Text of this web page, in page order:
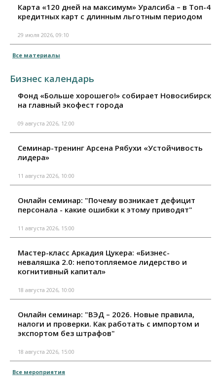
Карта «120 дней на максимум» Уралсиба – в Топ-4
кредитных карт с длинным льготным периодом
29 июля 2026, 09:10
Все материалы
Бизнес календарь
Фонд «Больше хорошего!» собирает Новосибирск
на главный экофест города
09 августа 2026, 12:00
Семинар-тренинг Арсена Рябухи «Устойчивость
лидера»
11 августа 2026, 10:00
Онлайн семинар: "Почему возникает дефицит
персонала - какие ошибки к этому приводят"
11 августа 2026, 15:00
Мастер-класс Аркадия Цукера: «Бизнес-
неваляшка 2.0: непотопляемое лидерство и
когнитивный капитал»
18 августа 2026, 10:00
Онлайн семинар: "ВЭД – 2026. Новые правила,
налоги и проверки. Как работать с импортом и
экспортом без штрафов"
18 августа 2026, 15:00
Все мероприятия